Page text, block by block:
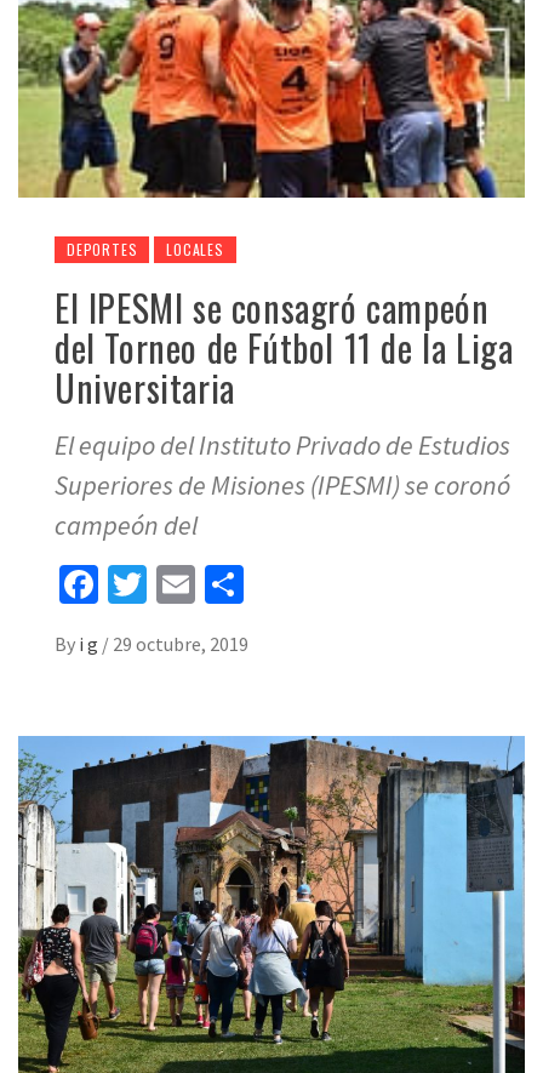
DEPORTES LOCALES
El IPESMI se consagró campeón
del Torneo de Fútbol 11 de la Liga
Universitaria
El equipo del Instituto Privado de Estudios
Superiores de Misiones (IPESMI) se coronó
campeón del
Facebook
Twitter
Email
By i g / 29 octubre, 2019